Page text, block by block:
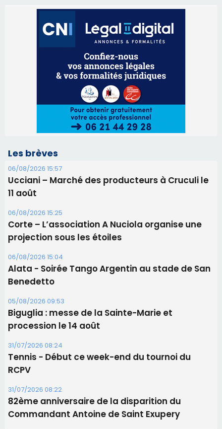
Les brèves
06/08/2026 15:57
Ucciani – Marché des producteurs à Cruculi le
11 août
06/08/2026 15:25
Corte – L’association A Nuciola organise une
projection sous les étoiles
06/08/2026 15:04
Alata - Soirée Tango Argentin au stade de San
Benedetto
05/08/2026 09:53
Biguglia : messe de la Sainte-Marie et
procession le 14 août
31/07/2026 08:24
Tennis - Début ce week-end du tournoi du
RCPV
31/07/2026 08:22
82ème anniversaire de la disparition du
Commandant Antoine de Saint Exupery